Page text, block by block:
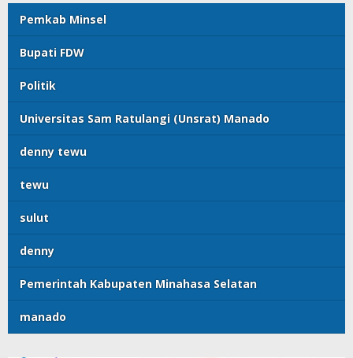
Pemkab Minsel
Bupati FDW
Politik
Universitas Sam Ratulangi (Unsrat) Manado
denny tewu
tewu
sulut
denny
Pemerintah Kabupaten Minahasa Selatan
manado